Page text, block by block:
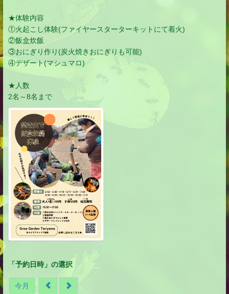
★体験内容
①火起こし体験(ファイヤースターターキットにて着火)
②飯盒炊飯
③おにぎり作り(炭火焼きおにぎりも可能)
④デザート(マシュマロ)
★人数
2名～8名まで
「予約日時」の選択
今月